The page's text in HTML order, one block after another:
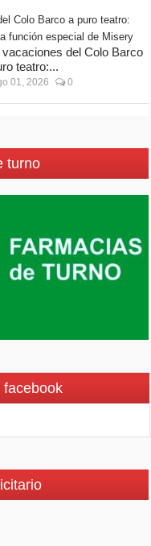
vacaciones del Colo Barco
teatro:...
01, 2026 0
turno
facebook